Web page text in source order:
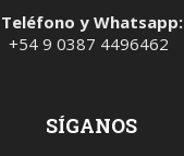
Teléfono y Whatsapp:
+54 9 0387 4496462
SÍGANOS